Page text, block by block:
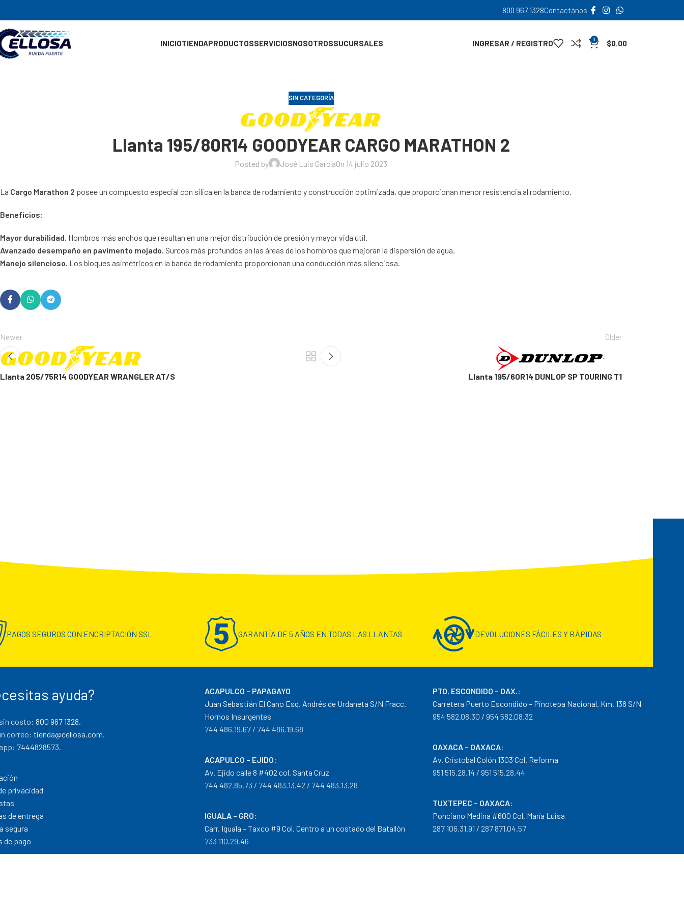
800 967 1328Contactános
INICIOTIENDAPRODUCTOSSERVICIOSNOSOTROSSUCURSALES INGRESAR / REGISTRO 0 $0.00
SIN CATEGORÍA
Llanta 195/80R14 GOODYEAR CARGO MARATHON 2
Posted by José Luis GarcíaOn 14 julio 2023
La Cargo Marathon 2 posee un compuesto especial con silica en la banda de rodamiento y construcción optimizada, que proporcionan menor resistencia al rodamiento.
Beneficios:
Mayor durabilidad. Hombros más anchos que resultan en una mejor distribución de presión y mayor vida útil.
Avanzado desempeño en pavimento mojado. Surcos más profundos en las áreas de los hombros que mejoran la dispersión de agua.
Manejo silencioso. Los bloques asimétricos en la banda de rodamiento proporcionan una conducción más silenciosa.
Newer
Llanta 205/75R14 GOODYEAR WRANGLER AT/S
Older
Llanta 195/60R14 DUNLOP SP TOURING T1
PAGOS SEGUROS CON ENCRIPTACIÓN SSL GARANTÍA DE 5 AÑOS EN TODAS LAS LLANTAS DEVOLUCIONES FÁCILES Y RÁPIDAS
ayuda?
costo:800 967 1328.
correo:tienda@cellosa.com.
7444828573.
privacidad
de entrega
segura
de pago
ACAPULCO – PAPAGAYO
Juan Sebastián El Cano Esq. Andrés de Urdaneta S/N Fracc.
Hornos Insurgentes
744 486.19.67 / 744 486.19.68
ACAPULCO – EJIDO:
Av. Ejido calle 8 #402 col. Santa Cruz
744 482.85.73 / 744 483.13.42 / 744 483.13.28
IGUALA – GRO:
Carr. Iguala – Taxco #9 Col. Centro a un costado del Batallón
733 110.29.46
PTO. ESCONDIDO – OAX.:
Carretera Puerto Escondido – Pinotepa Nacional. Km. 138 S/N
954 582.08.30 / 954 582.08.32
OAXACA – OAXACA:
Av. Cristobal Colón 1303 Col. Reforma
951 515.28.14 / 951 515.28.44
TUXTEPEC – OAXACA:
Ponciano Medina #600 Col. María Luisa
287 106.31.91 / 287 871.04.57